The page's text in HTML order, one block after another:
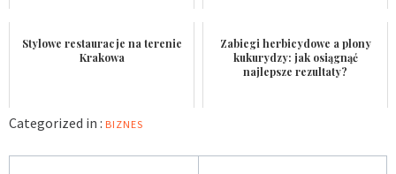
Stylowe restauracje na terenie
Krakowa
Zabiegi herbicydowe a plony
kukurydzy: jak osiągnąć
najlepsze rezultaty?
Categorized in : BIZNES